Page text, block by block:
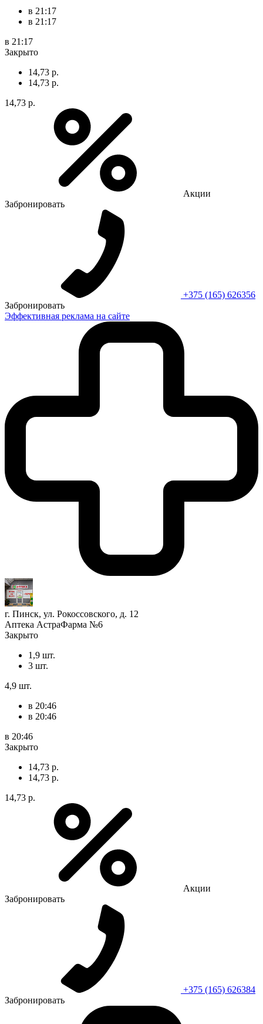
в 21:17
в 21:17
в 21:17
Закрыто
14,73 р.
14,73 р.
14,73 р.
Акции
Забронировать
+375 (165) 626356
Забронировать
Эффективная реклама на сайте
г. Пинск, ул. Рокоссовского, д. 12
Аптека АстраФарма №6
Закрыто
1,9 шт.
3 шт.
4,9 шт.
в 20:46
в 20:46
в 20:46
Закрыто
14,73 р.
14,73 р.
14,73 р.
Акции
Забронировать
+375 (165) 626384
Забронировать